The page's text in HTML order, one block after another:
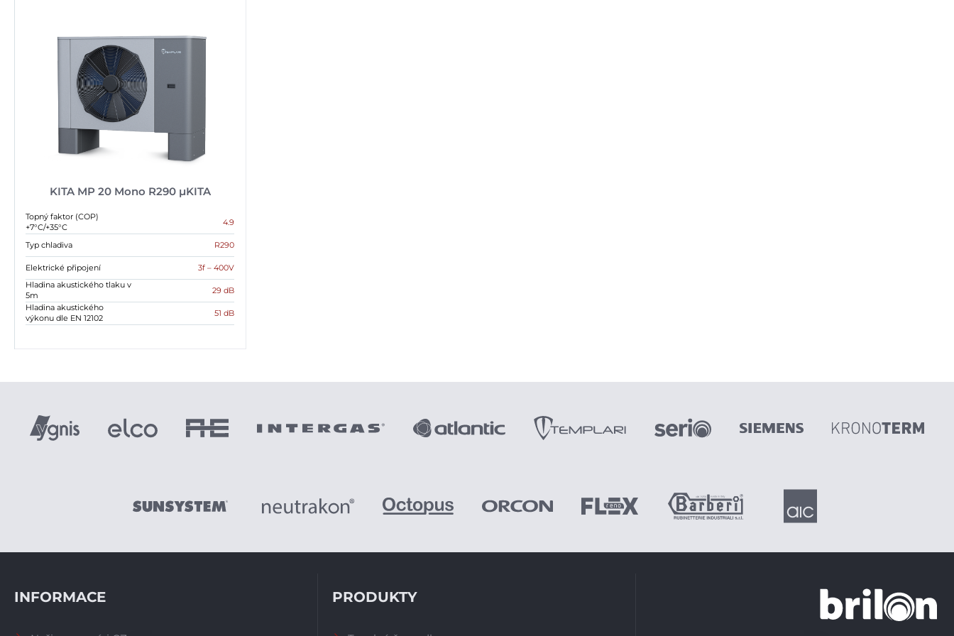
KITA MP 20 Mono R290 µKITA
Topný faktor (COP)
+7°C/+35°C
4.9
Typ chladiva R290
Elektrické připojení
3f – 400V
Hladina akustického tlaku v
5m
29 dB
Hladina akustického
výkonu dle EN 12102
51 dB
INFORMACE PRODUKTY